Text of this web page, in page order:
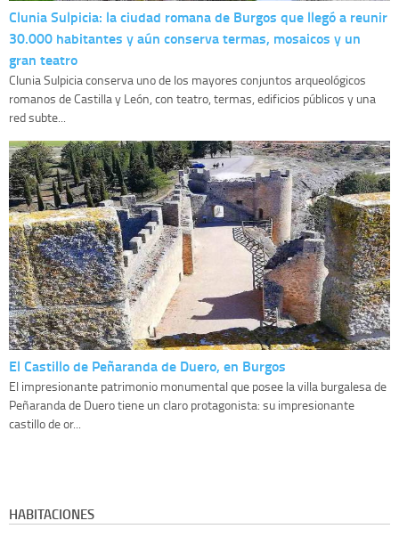
Clunia Sulpicia: la ciudad romana de Burgos que llegó a reunir
30.000 habitantes y aún conserva termas, mosaicos y un
gran teatro
Clunia Sulpicia conserva uno de los mayores conjuntos arqueológicos
romanos de Castilla y León, con teatro, termas, edificios públicos y una
red subte...
El Castillo de Peñaranda de Duero, en Burgos
El impresionante patrimonio monumental que posee la villa burgalesa de
Peñaranda de Duero tiene un claro protagonista: su impresionante
castillo de or...
HABITACIONES